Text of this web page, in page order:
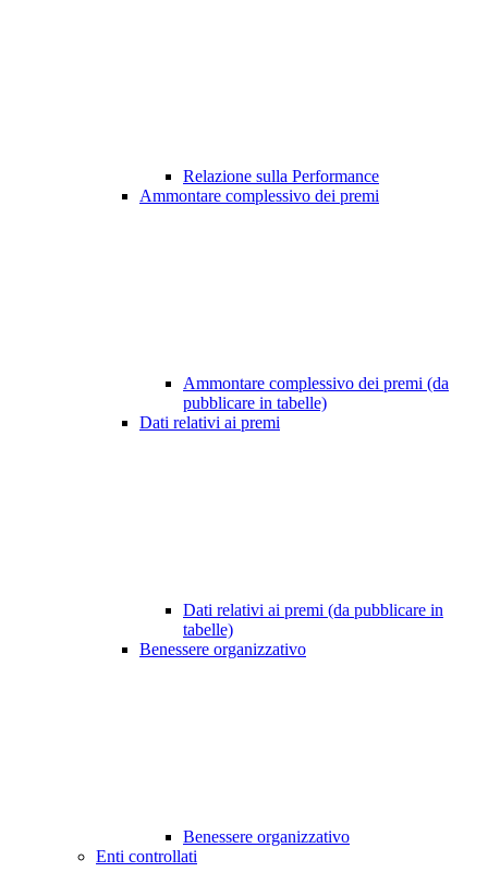
Relazione sulla Performance
Ammontare complessivo dei premi
Ammontare complessivo dei premi (da
pubblicare in tabelle)
Dati relativi ai premi
Dati relativi ai premi (da pubblicare in
tabelle)
Benessere organizzativo
Benessere organizzativo
Enti controllati